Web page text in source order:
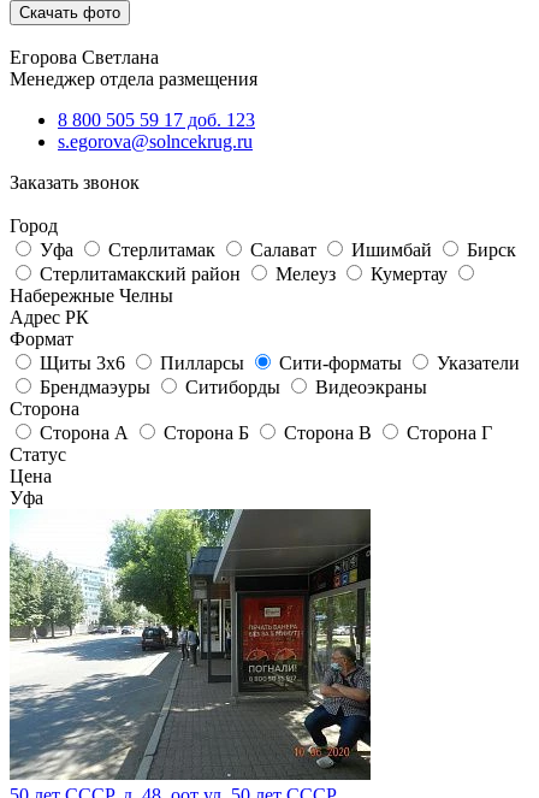
Скачать фото
Егорова Светлана
Менеджер отдела размещения
8 800 505 59 17 доб. 123
s.egorova@solncekrug.ru
Заказать звонок
Город
Уфа
Стерлитамак Салават Ишимбай
Бирск
Стерлитамакский район
Мелеуз
Кумертау
Набережные Челны
Адрес РК
Формат
Щиты 3х6
Пилларсы Сити-форматы
Указатели
Брендмаэуры
Ситиборды
Видеоэкраны
Сторона
Сторона А
Сторона Б Сторона В
Сторона Г
Статус
Цена
Уфа